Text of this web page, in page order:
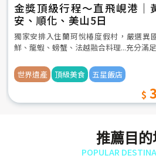
金獎頂級行程～直飛峴港｜
安、順化、美山5日
獨家安排入住蘭珂悅椿度假村，嚴選異
鮮、龍蝦、螃蟹、法越融合料理...充分滿
世界遺產 頂級美食 五星飯店
推薦目
POPULAR